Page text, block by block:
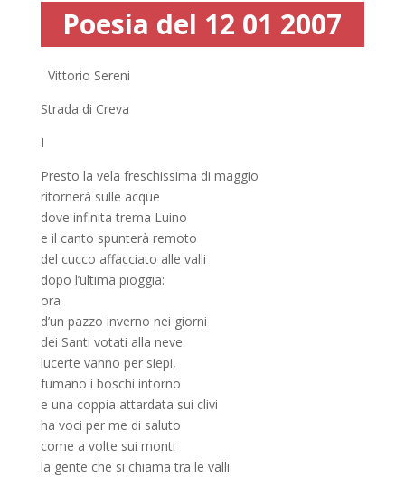
Poesia del 12 01 2007
Vittorio Sereni
Strada di Creva
I
Presto la vela freschissima di maggio
ritornerà sulle acque
dove infinita trema Luino
e il canto spunterà remoto
del cucco affacciato alle valli
dopo l’ultima pioggia:
ora
d’un pazzo inverno nei giorni
dei Santi votati alla neve
lucerte vanno per siepi,
fumano i boschi intorno
e una coppia attardata sui clivi
ha voci per me di saluto
come a volte sui monti
la gente che si chiama tra le valli.